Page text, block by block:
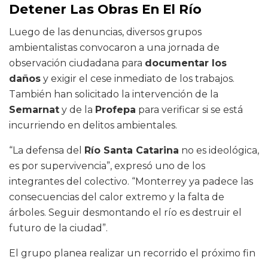
Detener Las Obras En El Río
Luego de las denuncias, diversos grupos
ambientalistas convocaron a una jornada de
observación ciudadana para documentar los
daños y exigir el cese inmediato de los trabajos.
También han solicitado la intervención de la
Semarnat y de la Profepa para verificar si se está
incurriendo en delitos ambientales.
“La defensa del Río Santa Catarina no es ideológica,
es por supervivencia”, expresó uno de los
integrantes del colectivo. “Monterrey ya padece las
consecuencias del calor extremo y la falta de
árboles. Seguir desmontando el río es destruir el
futuro de la ciudad”.
El grupo planea realizar un recorrido el próximo fin